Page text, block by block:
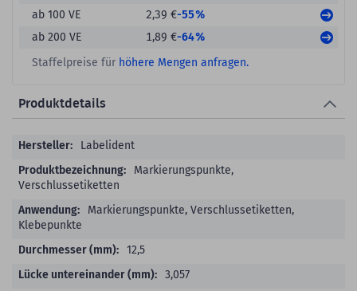
ab 100 VE 2,39 €-55%
ab 200 VE
1,89 €-64%
Staffelpreise für höhere Mengen anfragen.
Produktdetails
ProduktdetailsLabelident
Markierungspunkte,
Verschlussetiketten
Markierungspunkte, Verschlussetiketten,
Klebepunkte
12,5
3,057